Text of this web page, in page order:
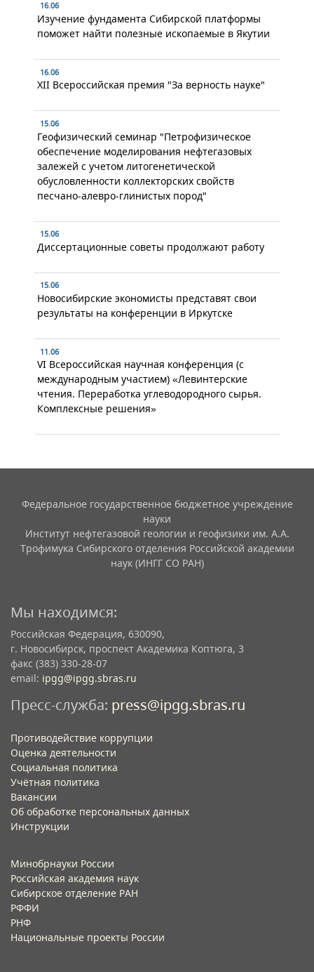
16.06
Изучение фундамента Сибирской платформы
поможет найти полезные ископаемые в Якутии
16.06
XII Всероссийская премия "За верность науке"
15.06
Геофизический семинар "Петрофизическое
обеспечение моделирования нефтегазовых
залежей с учетом литогенетической
обусловленности коллекторских свойств
песчано-алевро-глинистых пород"
15.06
Диссертационные советы продолжают работу
15.06
Новосибирские экономисты представят свои
результаты на конференции в Иркутске
11.06
VI Всероссийская научная конференция (с
международным участием) «Левинтерские
чтения. Переработка углеводородного сырья.
Комплексные решения»
Федеральное государственное бюджетное учреждение
науки
Институт нефтегазовой геологии и геофизики им. А.А.
Трофимука Сибирского отделения Российской академии
наук (ИНГГ СО РАН)
Мы находимся:
Российская Федерация, 630090,
г. Новосибирск, проспект Академика Коптюга, 3
факс (383) 330-28-07
email: ipgg@ipgg.sbras.ru
Пресс-служба: press@ipgg.sbras.ru
Противодействие коррупции
Оценка деятельности
Социальная политика
Учётная политика​
Вакансии​
Об обработке персональных данных​
Инструкции​
Минобрнауки России
Российская академия наук
Сибирское отделение РАН
РФФИ
РНФ
Национальные проекты России